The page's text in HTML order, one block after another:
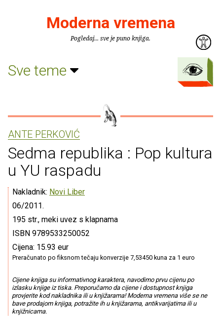
Moderna vremena
Pogledaj... sve je puno knjiga.
Sve teme
ANTE PERKOVIĆ
Sedma republika : Pop kultura
u YU raspadu
Nakladnik: Novi Liber
06/2011.
195 str., meki uvez s klapnama
ISBN 9789533250052
Cijena: 15.93 eur
Preračunato po fiksnom tečaju konverzije 7,53450 kuna za 1 euro
Cijene knjiga su informativnog karaktera, navodimo prvu cijenu po
izlasku knjige iz tiska. Preporučamo da cijene i dostupnost knjiga
provjerite kod nakladnika ili u knjižarama! Moderna vremena više se ne
bave prodajom knjiga, potražite ih u knjižarama, antikvarijatima ili u
knjižnicama.